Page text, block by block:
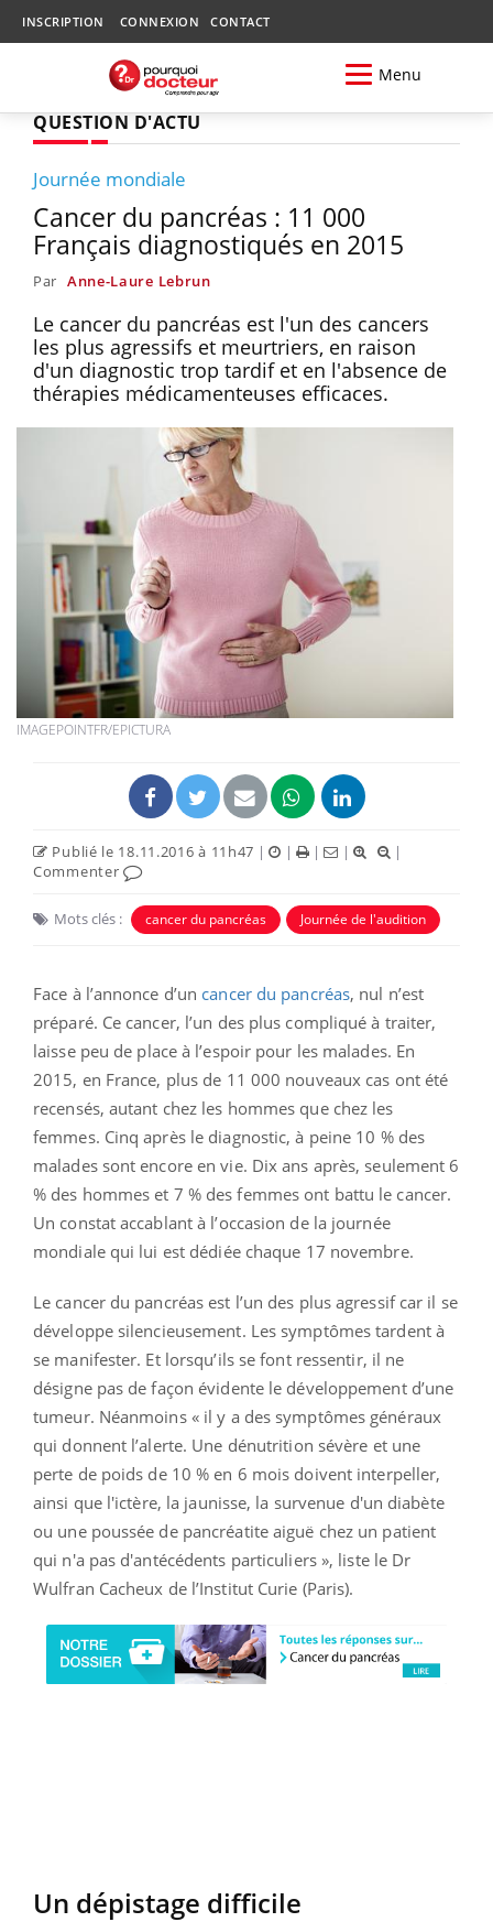
INSCRIPTION CONNEXION CONTACT
Menu
QUESTION D'ACTU
Journée mondiale
Cancer du pancréas : 11 000
Français diagnostiqués en 2015
Par Anne-Laure Lebrun
Le cancer du pancréas est l'un des cancers
les plus agressifs et meurtriers, en raison
d'un diagnostic trop tardif et en l'absence de
thérapies médicamenteuses efficaces.
IMAGEPOINTFR/EPICTURA
Publié le 18.11.2016 à 11h47 | | | |
|
Commenter
Mots clés : cancer du pancréas Journée de l'audition
Face à l’annonce d’un cancer du pancréas, nul n’est
préparé. Ce cancer, l’un des plus compliqué à traiter,
laisse peu de place à l’espoir pour les malades. En
2015, en France, plus de 11 000 nouveaux cas ont été
recensés, autant chez les hommes que chez les
femmes. Cinq après le diagnostic, à peine 10 % des
malades sont encore en vie. Dix ans après, seulement 6
% des hommes et 7 % des femmes ont battu le cancer.
Un constat accablant à l’occasion de la journée
mondiale qui lui est dédiée chaque 17 novembre.
Le cancer du pancréas est l’un des plus agressif car il se
développe silencieusement. Les symptômes tardent à
se manifester. Et lorsqu’ils se font ressentir, il ne
désigne pas de façon évidente le développement d’une
tumeur. Néanmoins « il y a des symptômes généraux
qui donnent l’alerte. Une dénutrition sévère et une
perte de poids de 10 % en 6 mois doivent interpeller,
ainsi que l'ictère, la jaunisse, la survenue d'un diabète
ou une poussée de pancréatite aiguë chez un patient
qui n'a pas d'antécédents particuliers », liste le Dr
Wulfran Cacheux de l’Institut Curie (Paris).
Un dépistage difficile